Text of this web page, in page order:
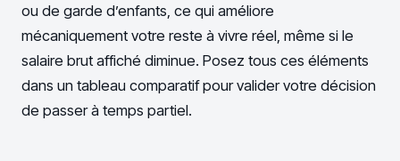
ou de garde d’enfants, ce qui améliore
mécaniquement votre reste à vivre réel, même si le
salaire brut affiché diminue. Posez tous ces éléments
dans un tableau comparatif pour valider votre décision
de passer à temps partiel.